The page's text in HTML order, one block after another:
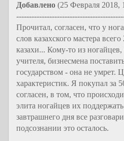
Добавлено (25 Февраля 2018,
Прочитал, согласен, что у
слов казахского мастера
казахи... Кому-то из
учителя, бизнесмена
государством - она не умрет.
характеристик. Я покупал за
согласен, в том, что
элита ногайцев их
завтрашнего дня все
подсознании это осталось.